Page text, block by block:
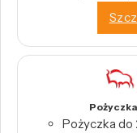
Pożyczka do